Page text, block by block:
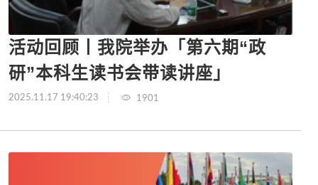
活动回顾丨我院举办「第六期“政
研”本科生读书会带读讲座」
2025.11.17 19:40:23 1901